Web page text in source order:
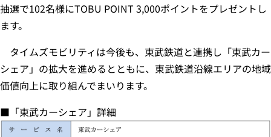
抽選で102名様にTOBU POINT 3,000ポイントをプレゼントし
ます。
タイムズモビリティは今後も、東武鉄道と連携し「東武カー
シェア」の拡大を進めるとともに、東武鉄道沿線エリアの地域
価値向上に取り組んでまいります。
■ 「東武カーシェア」詳細